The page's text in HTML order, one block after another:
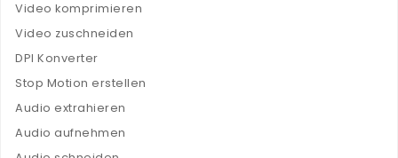
Video komprimieren
Video zuschneiden
DPI Konverter
Stop Motion erstellen
Audio extrahieren
Audio aufnehmen